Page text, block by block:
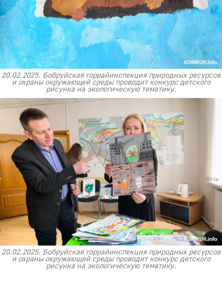
20.02.2025. Бобруйская горрайинспекция природных ресурсов
и охраны окружающей среды проводит конкурс детского
рисунка на экологическую тематику.
20.02.2025. Бобруйская горрайинспекция природных ресурсов
и охраны окружающей среды проводит конкурс детского
рисунка на экологическую тематику.